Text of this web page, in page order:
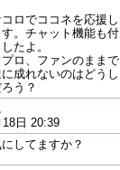
ロでココネを応援し
。チャット機能も付
たよ。
プロ、ファンのままで
成れないのはどうし
う？
18日 20:39
してますか？